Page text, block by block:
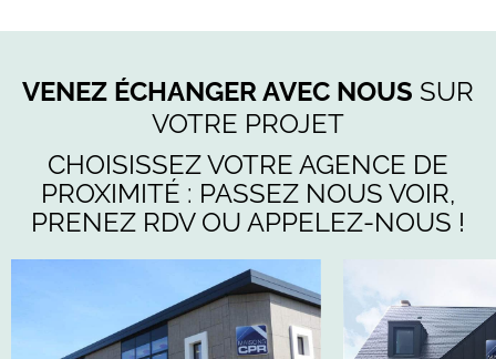
VENEZ ÉCHANGER AVEC NOUS SUR
VOTRE PROJET
CHOISISSEZ VOTRE AGENCE DE
PROXIMITÉ : PASSEZ NOUS VOIR,
PRENEZ RDV OU APPELEZ-NOUS !